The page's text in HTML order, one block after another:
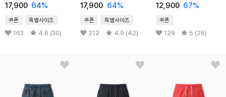
17,900 64%
쿠폰 특별사이즈
163 4.8 (30)
17,900 64%
쿠폰 특별사이즈
212 4.9 (42)
12,900 67%
쿠폰
129 5 (26)